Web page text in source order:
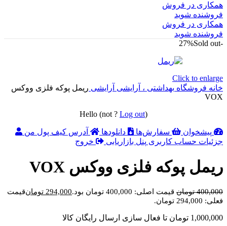
همکاری در فروش
فروشنده شوید
همکاری در فروش
فروشنده شوید
-27%
Sold out
Click to enlarge
خانه فروشگاه بهداشتی ، آرایشی آرایشی ریمل پوکه فلزی ووکس
VOX
Hello (not ? Log out)
پیشخوان سفارش‌ها دانلودها آدرس کیف پول من
جزئیات حساب کاربری پنل بازاریابی خروج
ریمل پوکه فلزی ووکس VOX
400,000 تومان قیمت اصلی: 400,000 تومان بود. 294,000 تومانقیمت
فعلی: 294,000 تومان.
1,000,000 تومان تا فعال سازی ارسال رایگان کالا